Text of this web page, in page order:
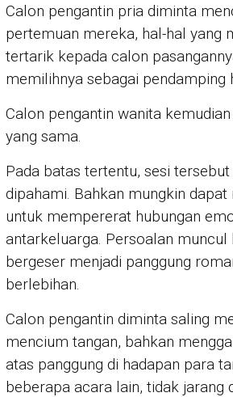
Calon pengantin pria diminta
pertemuan mereka, hal-hal yang
tertarik kepada calon
memilihnya sebagai pendamping
Calon pengantin wanita
yang sama.
Pada batas tertentu, sesi
dipahami. Bahkan mungkin dapat
untuk mempererat hubungan
antarkeluarga. Persoalan
bergeser menjadi panggung
berlebihan.
Calon pengantin diminta saling
mencium tangan, bahkan
atas panggung di hadapan para
beberapa acara lain, tidak jarang